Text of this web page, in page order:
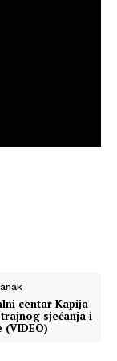
centar Kapija
sjećanja i
(VIDEO)